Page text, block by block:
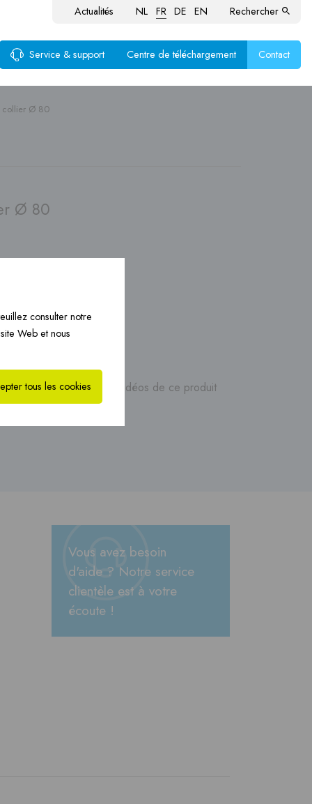
Actualités NL FR DE EN Rechercher
PREFAB ›
Service & support Centre de téléchargement Contact
collier Ø 80
Ø 80
des manuels ou des vidéos de ce produit
Vous avez besoin
d'aide ? Notre service
clientèle est à votre
écoute !
consulter notre
Web et nous
tous les cookies